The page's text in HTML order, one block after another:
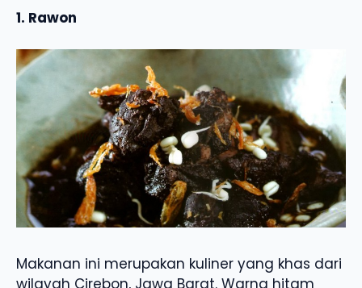
1. Rawon
Makanan ini merupakan kuliner yang khas dari
wilayah Cirebon, Jawa Barat. Warna hitam